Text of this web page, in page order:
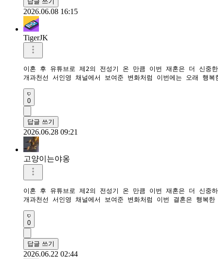
2026.06.08 16:15
TigerJK
이혼 후 유튜브로 제2의 전성기 온 만큼 이번 재혼은 더 신
개과천선 서인영 채널에서 보여준 변화처럼 이번에는 오래
0
답글 쓰기
2026.06.28 09:21
고양이는야옹
이혼 후 유튜브로 제2의 전성기 온 만큼 이번 재혼은 더 신
개과천선 서인영 채널에서 보여준 변화처럼 이번 결혼은 행복
0
답글 쓰기
2026.06.22 02:44